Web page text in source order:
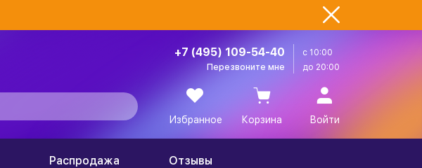
+7 (495) 109-54-40
Перезвоните мне
с 10:00
до 20:00
Избранное Корзина Войти
Распродажа Отзывы